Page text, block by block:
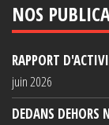
NOS
RAPPORT
juin 2026
DEDANS DEHORS